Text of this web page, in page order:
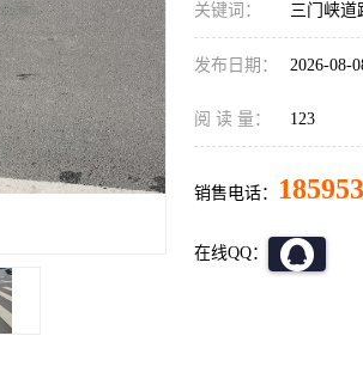
关键词： 三门峡道
发布日期： 2026-08-
阅 读 量： 123
销售电话：
在线QQ：